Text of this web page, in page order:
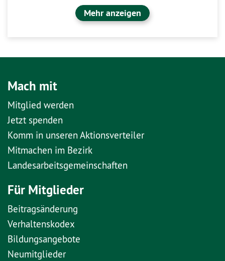
Mehr anzeigen
Mach mit
Mitglied werden
Jetzt spenden
Komm in unseren Aktionsverteiler
Mitmachen im Bezirk
Landesarbeitsgemeinschaften
Für Mitglieder
Beitragsänderung
Verhaltenskodex
Bildungsangebote
Neumitglieder